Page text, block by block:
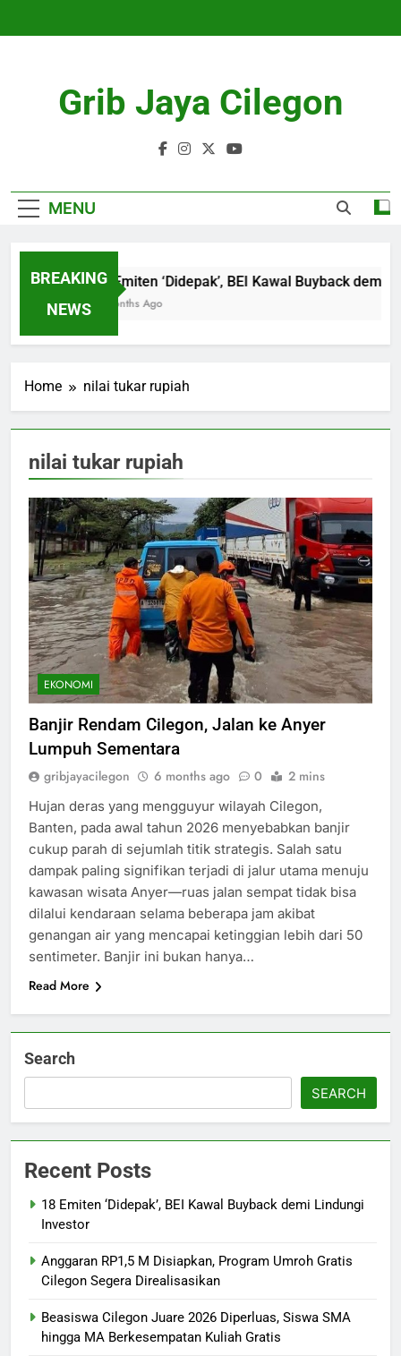
Grib Jaya Cilegon
MENU
BREAKING
NEWS
18 Emiten ‘Didepak’, BEI Kawal Buyback demi
4 Months Ago
Home nilai tukar rupiah
nilai tukar rupiah
EKONOMI
Banjir Rendam Cilegon, Jalan ke Anyer
Lumpuh Sementara
gribjayacilegon 6 months ago 0 2 mins
Hujan deras yang mengguyur wilayah Cilegon,
Banten, pada awal tahun 2026 menyebabkan banjir
cukup parah di sejumlah titik strategis. Salah satu
dampak paling signifikan terjadi di jalur utama menuju
kawasan wisata Anyer—ruas jalan sempat tidak bisa
dilalui kendaraan selama beberapa jam akibat
genangan air yang mencapai ketinggian lebih dari 50
sentimeter. Banjir ini bukan hanya…
Read More
Search
SEARCH
Recent Posts
18 Emiten ‘Didepak’, BEI Kawal Buyback demi Lindungi
Investor
Anggaran RP1,5 M Disiapkan, Program Umroh Gratis
Cilegon Segera Direalisasikan
Beasiswa Cilegon Juare 2026 Diperluas, Siswa SMA
hingga MA Berkesempatan Kuliah Gratis